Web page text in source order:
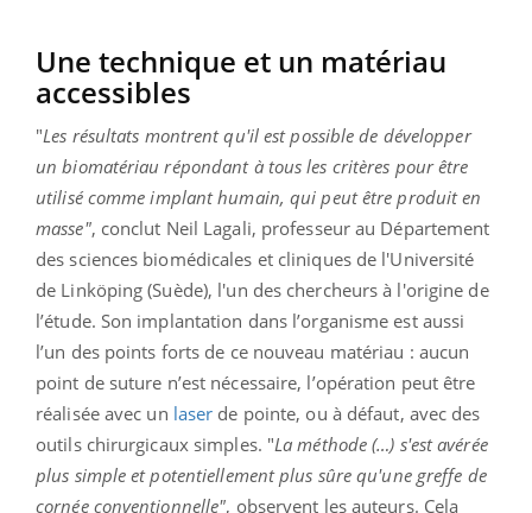
Une technique et un matériau
accessibles
"Les résultats montrent qu'il est possible de développer
un biomatériau répondant à tous les critères pour être
utilisé comme implant humain, qui peut être produit en
masse", conclut Neil Lagali, professeur au Département
des sciences biomédicales et cliniques de l'Université
de Linköping (Suède), l'un des chercheurs à l'origine de
l’étude. Son implantation dans l’organisme est aussi
l’un des points forts de ce nouveau matériau : aucun
point de suture n’est nécessaire, l’opération peut être
réalisée avec un laser de pointe, ou à défaut, avec des
outils chirurgicaux simples. "La méthode (…) s'est avérée
plus simple et potentiellement plus sûre qu'une greffe de
cornée conventionnelle", observent les auteurs. Cela